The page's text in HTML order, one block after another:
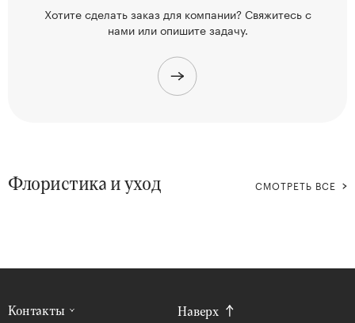
Хотите сделать заказ для компании? Свяжитесьс
нами или опишите задачу.
Флористика и уход СМОТРЕТЬ ВСЕ
Контакты Наверх